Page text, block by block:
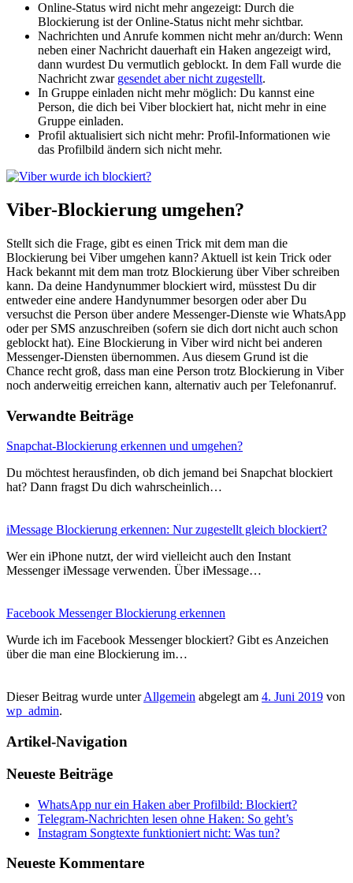
Online-Status wird nicht mehr angezeigt: Durch die
Blockierung ist der Online-Status nicht mehr sichtbar.
Nachrichten und Anrufe kommen nicht mehr an/durch: Wenn
neben einer Nachricht dauerhaft ein Haken angezeigt wird,
dann wurdest Du vermutlich geblockt. In dem Fall wurde die
Nachricht zwar gesendet aber nicht zugestellt.
In Gruppe einladen nicht mehr möglich: Du kannst eine
Person, die dich bei Viber blockiert hat, nicht mehr in eine
Gruppe einladen.
Profil aktualisiert sich nicht mehr: Profil-Informationen wie
das Profilbild ändern sich nicht mehr.
Viber-Blockierung umgehen?
Stellt sich die Frage, gibt es einen Trick mit dem man die
Blockierung bei Viber umgehen kann? Aktuell ist kein Trick oder
Hack bekannt mit dem man trotz Blockierung über Viber schreiben
kann. Da deine Handynummer blockiert wird, müsstest Du dir
entweder eine andere Handynummer besorgen oder aber Du
versuchst die Person über andere Messenger-Dienste wie WhatsApp
oder per SMS anzuschreiben (sofern sie dich dort nicht auch schon
geblockt hat). Eine Blockierung in Viber wird nicht bei anderen
Messenger-Diensten übernommen. Aus diesem Grund ist die
Chance recht groß, dass man eine Person trotz Blockierung in Viber
noch anderweitig erreichen kann, alternativ auch per Telefonanruf.
Verwandte Beiträge
Snapchat-Blockierung erkennen und umgehen?
Du möchtest herausfinden, ob dich jemand bei Snapchat blockiert
hat? Dann fragst Du dich wahrscheinlich…
iMessage Blockierung erkennen: Nur zugestellt gleich blockiert?
Wer ein iPhone nutzt, der wird vielleicht auch den Instant
Messenger iMessage verwenden. Über iMessage…
Facebook Messenger Blockierung erkennen
Wurde ich im Facebook Messenger blockiert? Gibt es Anzeichen
über die man eine Blockierung im…
Dieser Beitrag wurde unterAllgemein abgelegt am 4. Juni 2019 von
wp_admin.
Artikel-Navigation
Neueste Beiträge
WhatsApp nur ein Haken aber Profilbild: Blockiert?
Telegram-Nachrichten lesen ohne Haken: So geht’s
Instagram Songtexte funktioniert nicht: Was tun?
Neueste Kommentare